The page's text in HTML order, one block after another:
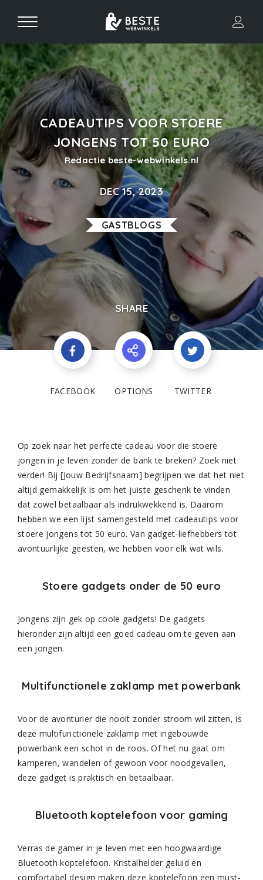
CADEAUTIPS VOOR STOERE
JONGENS TOT 50 EURO
Redactie beste-webwinkels.nl
DEC 15, 2023
GASTBLOGS
SHARE
FACEBOOK OPTIONS TWITTER
Op zoek naar het perfecte cadeau voor die stoere
jongen in je leven zonder de bank te breken? Zoek niet
verder! Bij [Jouw Bedrijfsnaam] begrijpen we dat het niet
altijd gemakkelijk is om het juiste geschenk te vinden
dat zowel betaalbaar als indrukwekkend is. Daarom
hebben we een lijst samengesteld met cadeautips voor
stoere jongens tot 50 euro. Van gadget-liefhebbers tot
avontuurlijke geesten, we hebben voor elk wat wils.
Stoere gadgets onder de 50 euro
Jongens zijn gek op coole gadgets! De gadgets
hieronder zijn altijd een goed cadeau om te geven aan
een jongen.
Multifunctionele zaklamp met powerbank
Voor de avonturier die nooit zonder stroom wil zitten, is
deze multifunctionele zaklamp met ingebouwde
powerbank een schot in de roos. Of het nu gaat om
kamperen, wandelen of gewoon voor noodgevallen,
deze gadget is praktisch en betaalbaar.
Bluetooth koptelefoon voor gaming
Verras de gamer in je leven met een hoogwaardige
Bluetooth koptelefoon. Kristalhelder geluid en
comfortabel design maken deze koptelefoon een must-